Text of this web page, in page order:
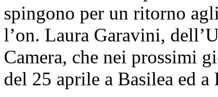
spingono per un ritorno
l’on. Laura Garavini,
Camera, che nei prossimi
del 25 aprile a Basilea ed a